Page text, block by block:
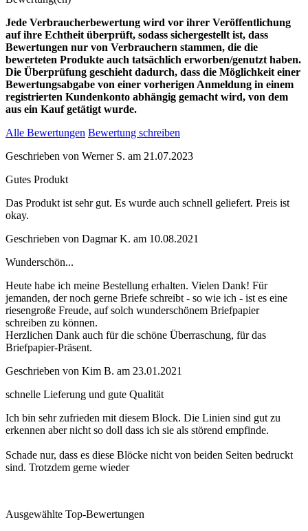
Jede Verbraucherbewertung wird vor ihrer Veröffentlichung
auf ihre Echtheit überprüft, sodass sichergestellt ist, dass
Bewertungen nur von Verbrauchern stammen, die die
bewerteten Produkte auch tatsächlich erworben/genutzt haben.
Die Überprüfung geschieht dadurch, dass die Möglichkeit einer
Bewertungsabgabe von einer vorherigen Anmeldung in einem
registrierten Kundenkonto abhängig gemacht wird, von dem
aus ein Kauf getätigt wurde.
Alle Bewertungen Bewertung schreiben
Geschrieben von Werner S. am 21.07.2023
Gutes Produkt
Das Produkt ist sehr gut. Es wurde auch schnell geliefert. Preis ist
okay.
Geschrieben von Dagmar K. am 10.08.2021
Wunderschön...
Heute habe ich meine Bestellung erhalten. Vielen Dank! Für
jemanden, der noch gerne Briefe schreibt - so wie ich - ist es eine
riesengroße Freude, auf solch wunderschönem Briefpapier
schreiben zu können.
Herzlichen Dank auch für die schöne Überraschung, für das
Briefpapier-Präsent.
Geschrieben von Kim B. am 23.01.2021
schnelle Lieferung und gute Qualität
Ich bin sehr zufrieden mit diesem Block. Die Linien sind gut zu
erkennen aber nicht so doll dass ich sie als störend empfinde.
Schade nur, dass es diese Blöcke nicht von beiden Seiten bedruckt
sind. Trotzdem gerne wieder
Ausgewählte Top-Bewertungen